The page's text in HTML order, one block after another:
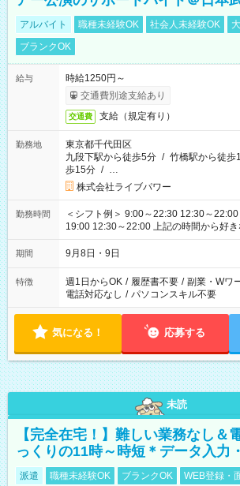
アルバイト 職種未経験OK 社会人未経験OK
ブランクOK
給与
時給1250円～
交通費別途支給あり
交通費 支給（規定有り）
勤務地
東京都千代田区
九段下駅から徒歩5分 / 竹橋駅から徒歩
歩15分 / …
株式会社ライブパワー
勤務時間
＜シフト例＞ 9:00～22:30 12:30～
19:00 12:30～22:00 上記の時間から好きな時間を選べます！ ※
時間は変更となる可能性があります
期間 9月8日・9日
特徴 週1日からOK / 履歴書不要 / 副業・Wワ
電話対応なし / パソコンスキル不要
気になる！ 応募する
未読
【完全在宅！】難しい業務なし＆
っくりの11時～時短＊データ入力
派遣 職種未経験OK ブランクOK WEB登録・